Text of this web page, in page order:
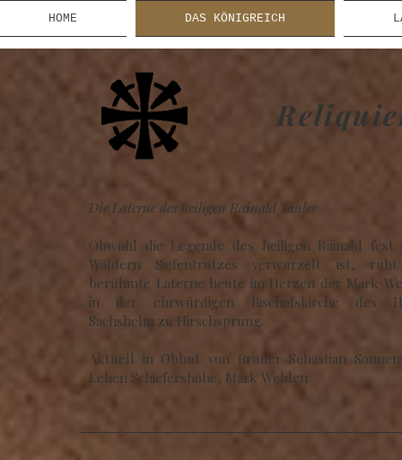
HOME DAS KÖNIGREICH
Die Laterne des heiligen Rainald Tauler
Obwohl die Legende des heiligen Rainald fest
Wäldern Siefentrutzes verwurzelt ist, ruht
berühmte Laterne heute im Herzen der Mark
in der ehrwürdigen Bischofskirche des
Sachshelm zu Hirschsprung.
Aktuell in Obhut von Bruder Sebastian
Lehen Schiefershöhe, Mark Welden